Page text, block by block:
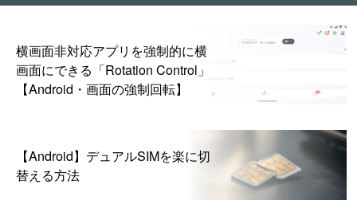
横画面非対応アプリを強制的に横
画面にできる「Rotation Control」
【Android・画面の強制回転】
【Android】デュアルSIMを楽に切
替える方法